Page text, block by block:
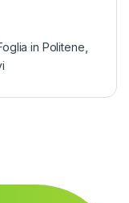
in Politene